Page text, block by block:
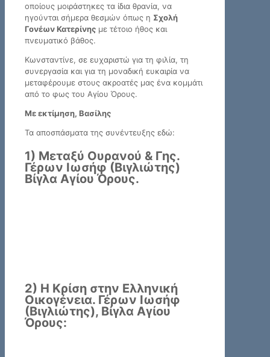
οποίους μοιράστηκες τα ίδια θρανία, να
ηγούνται σήμερα θεσμών όπως η Σχολή
Γονέων Κατερίνης με τέτοιο ήθος και
πνευματικό βάθος.
Κωνσταντίνε, σε ευχαριστώ για τη φιλία, τη
συνεργασία και για τη μοναδική ευκαιρία να
μεταφέρουμε στους ακροατές μας ένα κομμάτι
από το φως του Αγίου Όρους.
Με εκτίμηση, Βασίλης
Τα αποσπάσματα της συνέντευξης εδώ:
1) Μεταξύ Ουρανού & Γης.
Γέρων Ιωσήφ (Βιγλιώτης)
Βίγλα Αγίου Όρους.
2) Η Κρίση στην Ελληνική
Οικογένεια. Γέρων Ιωσήφ
(Βιγλιώτης), Βίγλα Αγίου
Όρους: